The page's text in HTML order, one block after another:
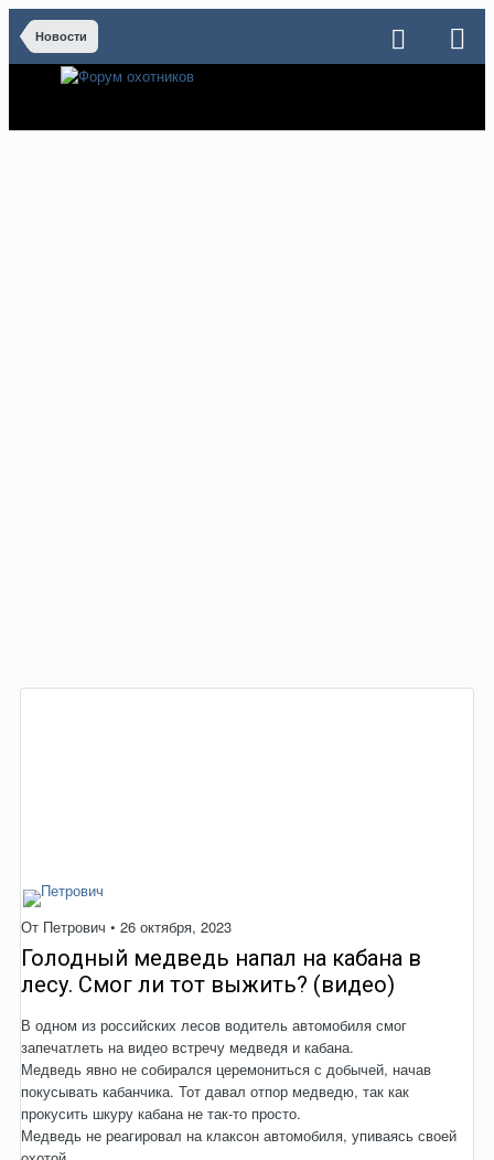
Новости
От Петрович • 26 октября, 2023
Голодный медведь напал на кабана в
лесу. Смог ли тот выжить? (видео)
В одном из российских лесов водитель автомобиля смог
запечатлеть на видео встречу медведя и кабана.
Медведь явно не собирался церемониться с добычей, начав
покусывать кабанчика. Тот давал отпор медведю, так как
прокусить шкуру кабана не так-то просто.
Медведь не реагировал на клаксон автомобиля, упиваясь своей